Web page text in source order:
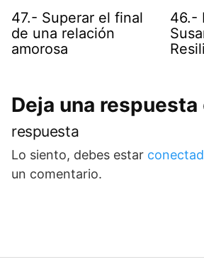
47.- Superar el final
de una relación
amorosa
46.-
Deja una respuesta
respuesta
Lo siento, debes estar
un comentario.